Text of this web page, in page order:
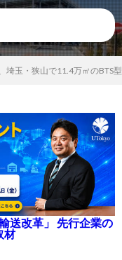
埼玉・狭山で11.4万㎡のBTS
送改革」 先行企業の
材